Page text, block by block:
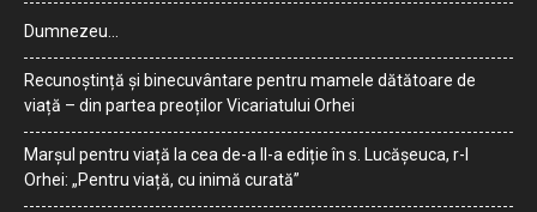
Dumnezeu…
Recunoștință și binecuvântare pentru mamele dătătoare de
viață – din partea preoților Vicariatului Orhei
Marșul pentru viață la cea de-a II-a ediție în s. Lucășeuca, r-l
Orhei: „Pentru viață, cu inimă curată”